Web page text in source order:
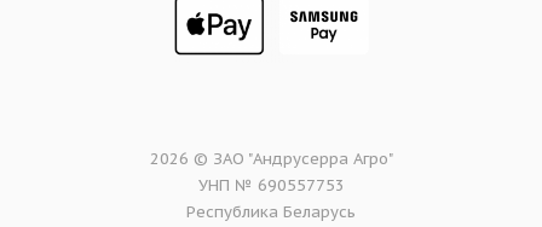
2026 © ЗАО "Андрусерра Агро"
УНП № 690557753
Республика Беларусь